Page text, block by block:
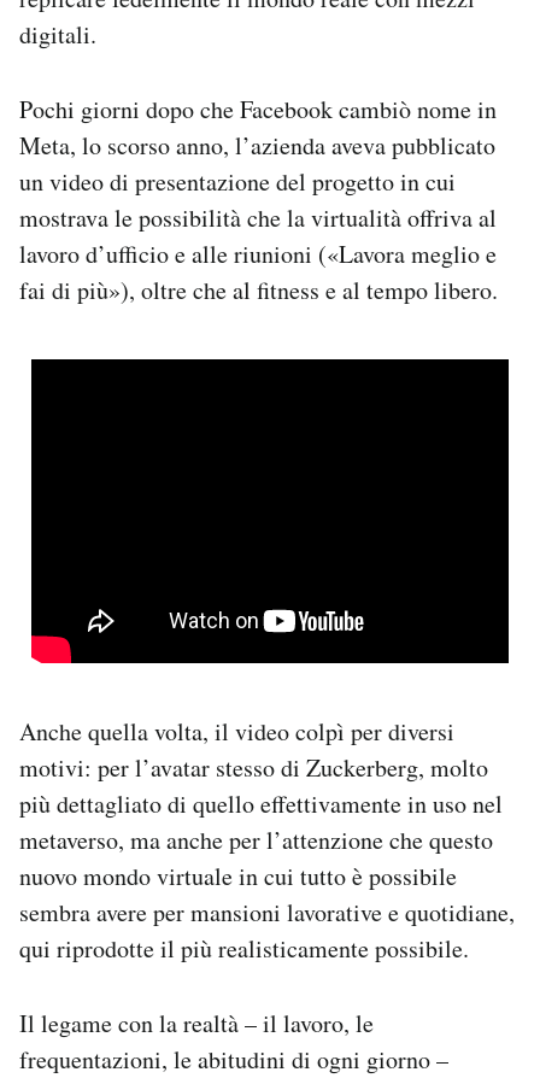
digitali.
Pochi giorni dopo che Facebook cambiò nome in
Meta, lo scorso anno, l’azienda aveva pubblicato
un video di presentazione del progetto in cui
mostrava le possibilità che la virtualità offriva al
lavoro d’ufficio e alle riunioni («Lavora meglio e
fai di più»), oltre che al fitness e al tempo libero.
Anche quella volta, il video colpì per diversi
motivi: per l’avatar stesso di Zuckerberg, molto
più dettagliato di quello effettivamente in uso nel
metaverso, ma anche per l’attenzione che questo
nuovo mondo virtuale in cui tutto è possibile
sembra avere per mansioni lavorative e quotidiane,
qui riprodotte il più realisticamente possibile.
Il legame con la realtà – il lavoro, le
frequentazioni, le abitudini di ogni giorno –